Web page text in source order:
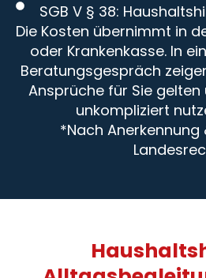
SGB V § 38:
Die Kosten übernimmt in
oder Krankenkasse. In
Beratungsgespräch
Ansprüche für Sie gelten
unkompliziert
*Nach